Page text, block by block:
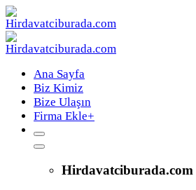
Ana Sayfa
Biz Kimiz
Bize Ulaşın
Firma Ekle+
Hirdavatciburada.com